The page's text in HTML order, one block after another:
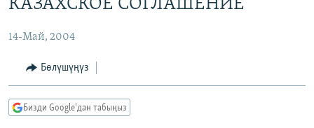
ЭКОНОМИКА
МАДАНИЯТ
БОРБОР АЗИЯ
АТАЙЫН ИЛИКТӨӨ
ТВ ПРОГРАММАЛАР
ЭКСПЕРТТЕР ТАЛДАЙТ
ӨЗГӨЧӨ ПИКИР
КАЗАХСКОЕ СОГЛАШЕНИЕ
14-Май, 2004
Бөлүшүңүз
Бизди Google'дан табыңыз